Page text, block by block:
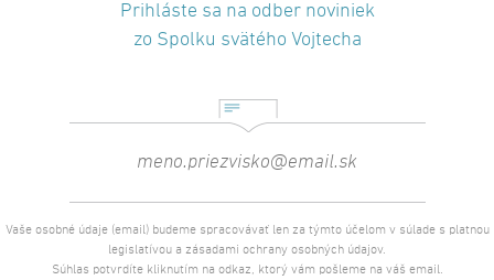
Prihláste sa na odber noviniek
zo Spolku svätého Vojtecha
Vaše osobné údaje (email) budeme spracovávať len za týmto účelom v súlade s platnou
legislatívou a zásadami ochrany osobných údajov.
Súhlas potvrdíte kliknutím na odkaz, ktorý vám pošleme na váš email.